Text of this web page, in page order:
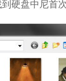
硬盘中尼首